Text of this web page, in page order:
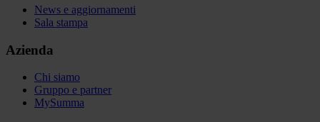
News e aggiornamenti
Sala stampa
Azienda
Chi siamo
Gruppo e partner
MySumma